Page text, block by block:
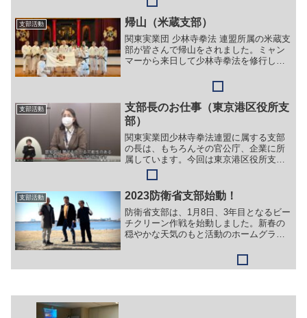
省支部では、この問題に取り組むべく、
毎月一回、ビーチクリーン活動を実施し
ています。毎回、ビーチク...
支部活動 帰山（米蔵支部）
関東実業団 少林寺拳法 連盟所属の米蔵支
部が皆さんで帰山をされました。ミャン
マーから来日して少林寺拳法を修行して
ったと思います。行きは15時間、帰りは
12時間かかりました(;^_^A
支部活動
支部長のお仕事（東京港区役所支
部）
関東実業団少林寺拳法連盟に属する支部
の長は、もちろんその官公庁、企業に所
属しています。今回は東京港区役所支部
の橋本佳子支部長がyoutubeに登場いたし
ましたので紹介いたします。13分18秒あ
たりから登場されています。
支部活動 2023防衛省支部始動！
防衛省支部は、1月8日、3年目となるビー
チクリーン作戦を始動しました。新春の
穏やかな天気のもと活動のホームグラウ
的に清掃しました。今回、砂浜上部に大
量のマイクロプラスチックが分布してい